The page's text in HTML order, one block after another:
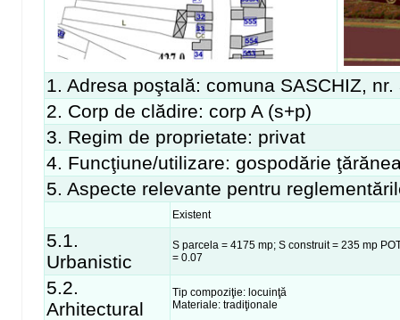
1. Adresa poştală: comuna SASCHIZ, nr.
2. Corp de clădire: corp A (s+p)
3. Regim de proprietate: privat
4. Funcţiune/utilizare: gospodărie
5. Aspecte relevante pentru
Existent
5.1.
Urbanistic
S parcela = 4175 mp; S construit = 235 mp
= 0.07
5.2.
Arhitectural
Tip compoziţie: locuinţă
Materiale: tradiţionale